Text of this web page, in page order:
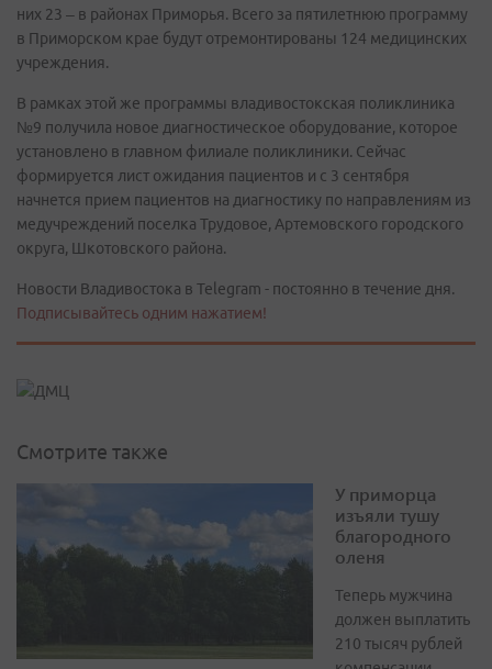
них 23 – в районах Приморья. Всего за пятилетнюю программу
в Приморском крае будут отремонтированы 124 медицинских
учреждения.
В рамках этой же программы владивостокская поликлиника
№9 получила новое диагностическое оборудование, которое
установлено в главном филиале поликлиники. Сейчас
формируется лист ожидания пациентов и с 3 сентября
начнется прием пациентов на диагностику по направлениям из
медучреждений поселка Трудовое, Артемовского городского
округа, Шкотовского района.
Новости Владивостока в Telegram - постоянно в течение дня.
Подписывайтесь одним нажатием!
Смотрите также
У приморца
изъяли тушу
благородного
оленя
Теперь мужчина
должен выплатить
210 тысяч рублей